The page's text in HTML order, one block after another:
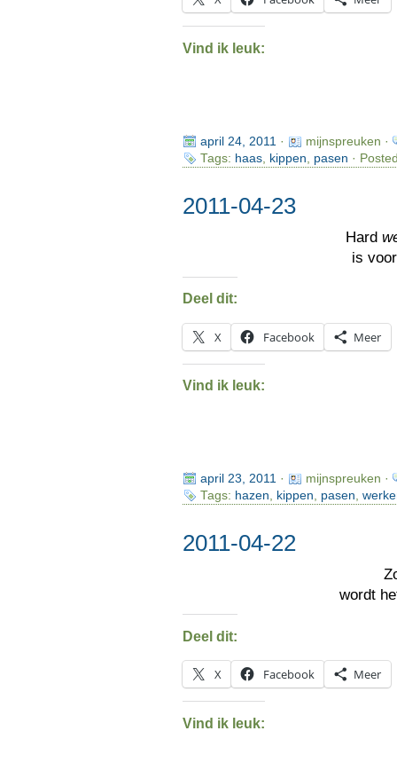
Vind ik leuk:
april 24, 2011 ·
mijnspreuken ·
Tags: haas, kippen pasen ·
2011-04-23
Hard
is
Deel dit:
X Facebook Meer
Vind ik leuk:
april 23, 2011·
mijnspreuken ·
Tags: hazen, kippen, pasen,
2011-04-22
wordt
Deel dit:
X Facebook Meer
Vind ik leuk: